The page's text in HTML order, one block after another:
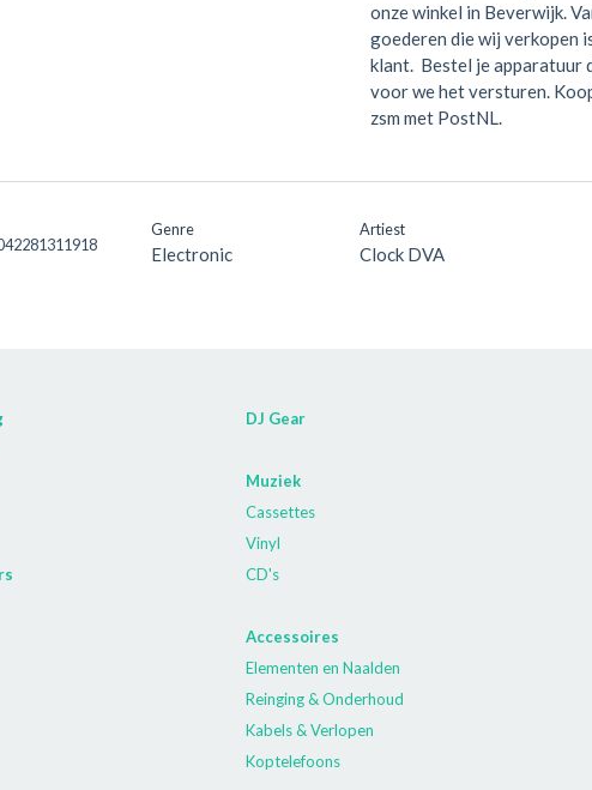
onze winkel in Beverwijk.
goederen die wij verkopen
klant. Bestel je apparatuur
voor we het versturen.
zsm met PostNL.
Genre
Electronic
Artiest
Clock DVA
DJ Gear
Muziek
Cassettes
Vinyl
CD's
Accessoires
Elementen en Naalden
Reinging & Onderhoud
Kabels & Verlopen
Koptelefoons